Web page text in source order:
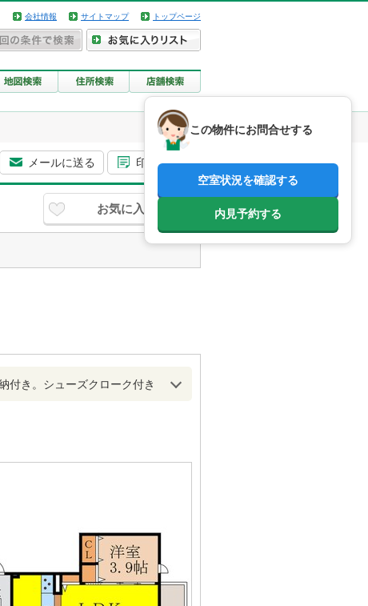
会社情報 サイトマップ トップページ
メールに送る 印刷用画面
お気に入り
付き。シューズクローク付き
この物件にお問合せする
空室状況を確認する
内見予約する